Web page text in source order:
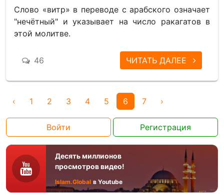
Слово «витр» в переводе с арабского означает
"нечётный" и указывает на число ракагатов в
этой молитве.
46 ЧИТАТЬ ДАЛЕЕ
‹ 1 2 3 4 5 6 7 ›
Войти Регистрация
Десять миллионов
просмотров видео!
Islam.Global в Youtube